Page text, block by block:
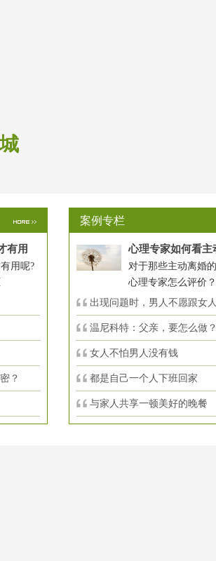
有用
用呢?
？
案例专栏
心理专家如何看主
对于那些主动离婚的
心理专家怎么评价？
出现问题时，男人不愿跟女人沟通
温尼科特：父亲，要怎么做？
女人不怕男人没有钱
都是自己一个人下班回家
与家人共享一顿美好的晚餐